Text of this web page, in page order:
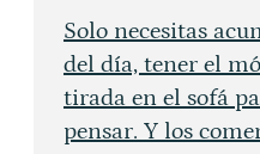
Solo necesitas
del día, tener el
tirada en el sofá
pensar. Y los